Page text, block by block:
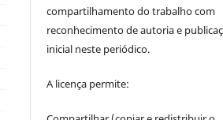
compartilhamento do trabalho com
reconhecimento de autoria e
inicial neste periódico.
A licença permite: